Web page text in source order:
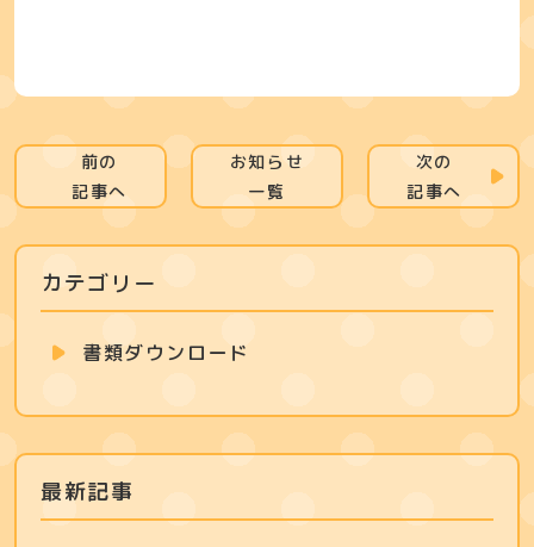
前の
記事へ
お知らせ
一覧
次の
記事へ
カテゴリー
書類ダウンロード
最新記事